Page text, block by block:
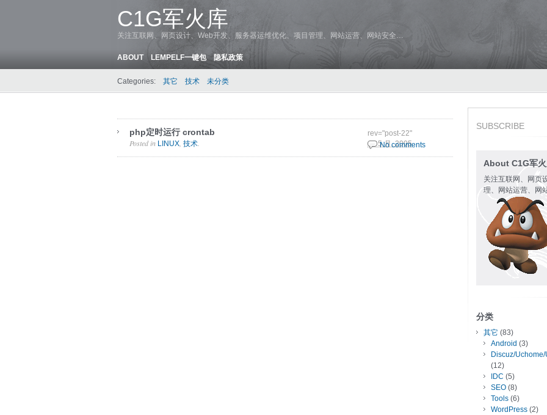
C1G军火库
关注互联网、网页设计、Web开发、服务器运维优化、项目管理、网站运营、网站安全…
ABOUT LEMPELF一键包 隐私政策
Categories: 其它 技术 未分类
php定时运行 crontab
26 5 月, 2005
Posted in LINUX 技术
rev="post-22"
No comments
SUBSCRIBE
About C1G军
关注互联网、网页
理、网站运营、网
分类
其它 (83)
Android (3)
Discuz/
(12)
IDC (5)
SEO (8)
Tools (6)
WordPress (2)